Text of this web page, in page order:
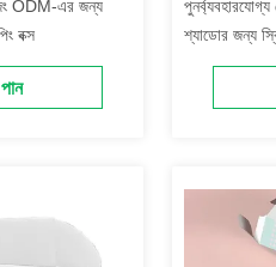
ODM-এর জন্য
বক্স
শ্যাডোর জন্য